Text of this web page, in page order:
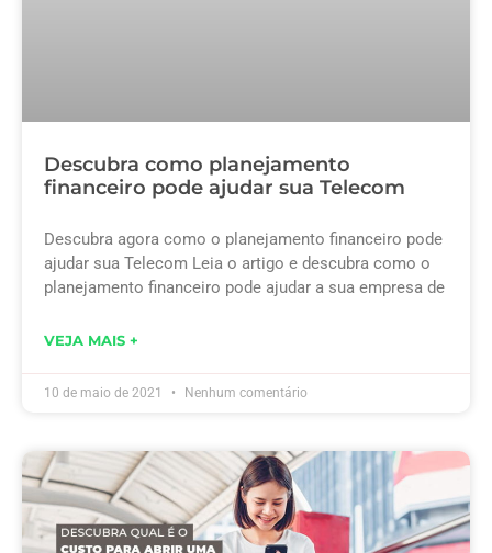
Descubra como planejamento
financeiro pode ajudar sua Telecom
Descubra agora como o planejamento financeiro pode
ajudar sua Telecom Leia o artigo e descubra como o
planejamento financeiro pode ajudar a sua empresa de
VEJA MAIS +
10 de maio de 2021 Nenhum comentário